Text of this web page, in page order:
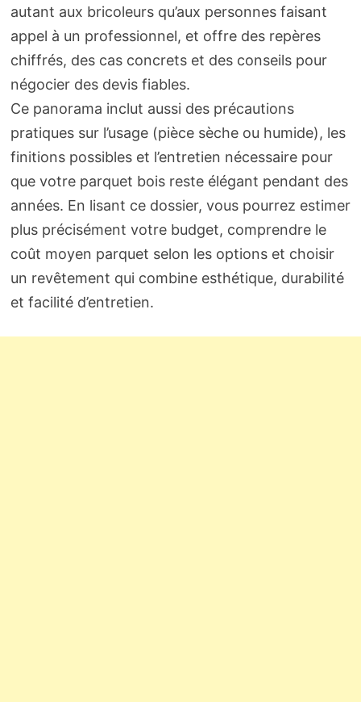
autant aux bricoleurs qu’aux personnes faisant
appel à un professionnel, et offre des repères
chiffrés, des cas concrets et des conseils pour
négocier des devis fiables.
Ce panorama inclut aussi des précautions
pratiques sur l’usage (pièce sèche ou humide), les
finitions possibles et l’entretien nécessaire pour
que votre parquet bois reste élégant pendant des
années. En lisant ce dossier, vous pourrez estimer
plus précisément votre budget, comprendre le
coût moyen parquet selon les options et choisir
un revêtement qui combine esthétique, durabilité
et facilité d’entretien.